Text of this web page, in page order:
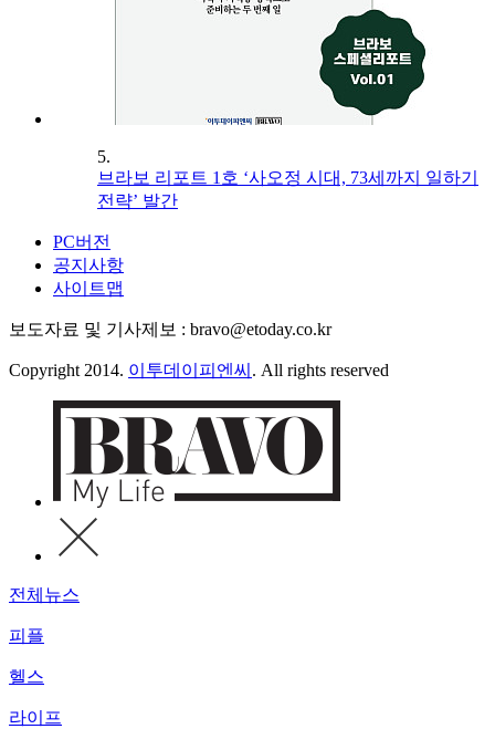
5.
브라보 리포트 1호 ‘사오정 시대, 73세까지 일하기
전략’ 발간
PC버전
공지사항
사이트맵
보도자료 및 기사제보 : bravo@etoday.co.kr
Copyright 2014. 이투데이피엔씨 . All rights reserved
전체뉴스
피플
헬스
라이프